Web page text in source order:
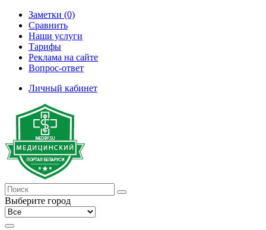
Заметки (0)
Сравнить
Наши услуги
Тарифы
Реклама на сайте
Вопрос-ответ
Личный кабинет
Выберите город